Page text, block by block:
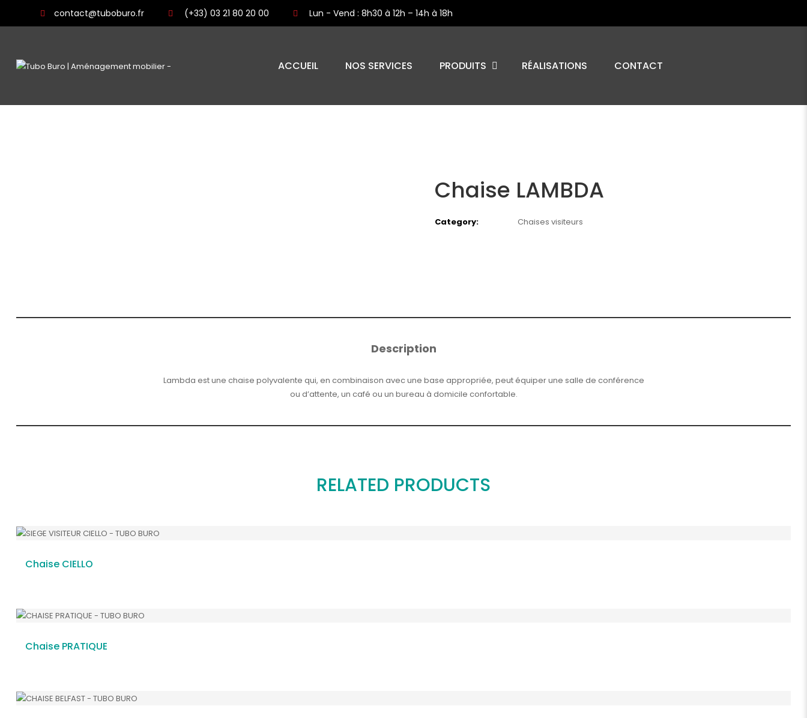
contact@tuboburo.fr (+33) 03 21 80 20 00 Lun - Vend : 8h30 à 12h – 14h à 18h
ACCUEIL NOS SERVICES PRODUITS RÉALISATIONS CONTACT
Chaise LAMBDA
Category: Chaises visiteurs
Description
Lambda est une chaise polyvalente qui, en combinaison avec une base appropriée, peut équiper une salle de conférence
ou d’attente, un café ou un bureau à domicile confortable.
RELATED PRODUCTS
Chaise CIELLO
Chaise PRATIQUE